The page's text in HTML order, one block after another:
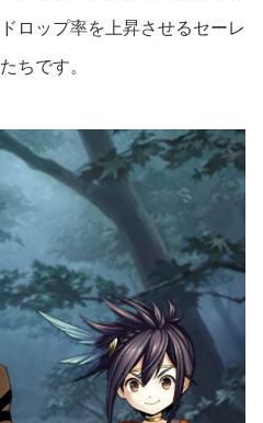
ロップ率を上昇させるセーレ
ちです。